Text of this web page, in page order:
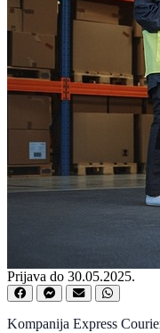
Prijava do 30.05.2025.
Kompanija Express